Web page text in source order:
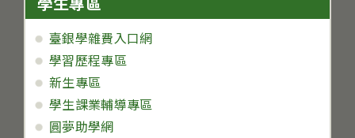
臺銀學雜費入口網
學習歷程專區
新生專區
學生課業輔導專區
圓夢助學網